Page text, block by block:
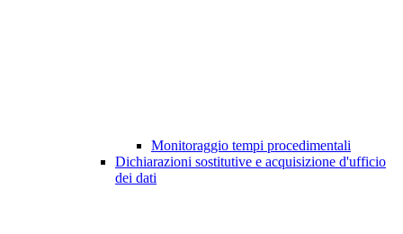
Monitoraggio tempi procedimentali
Dichiarazioni sostitutive e acquisizione d'ufficio
dei dati